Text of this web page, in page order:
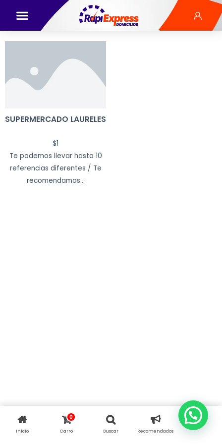
SUPERMERCADO LAURELES
$1
Te podemos llevar hasta 10
referencias diferentes / Te
recomendamos...
Inicio
0
Carro Buscar Recomendados